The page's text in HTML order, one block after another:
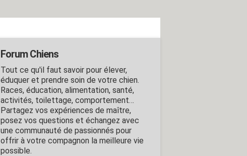
Forum Chiens
Tout ce qu'il faut savoir pour élever,
éduquer et prendre soin de votre chien.
Races, éducation, alimentation, santé,
activités, toilettage, comportement…
Partagez vos expériences de maître,
posez vos questions et échangez avec
une communauté de passionnés pour
offrir à votre compagnon la meilleure vie
possible.